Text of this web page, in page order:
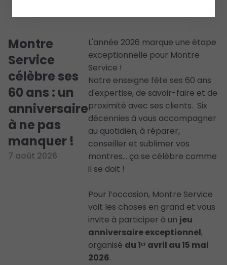
Montre
Service
célèbre ses
60 ans : un
anniversaire
à ne pas
manquer !
7 août 2026
L'année 2026 marque une étape
exceptionnelle pour Montre
Service !
Notre enseigne fête ses 60 ans
d'expertise, de savoir-faire et de
proximité avec ses clients. Six
décennies à vous accompagner
au quotidien, à réparer,
conseiller et sublimer vos
montres… ça se célèbre comme
il se doit !
Pour l’occasion, Montre Service
voit les choses en grand et vous
invite à participer à un jeu
anniversaire exceptionnel,
organisé du 1ᵉʳ avril au 15 mai
2026.